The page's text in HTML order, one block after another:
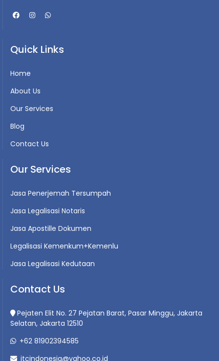
Quick Links
Home
About Us
Our Services
Blog
Contact Us
Our Services
Jasa Penerjemah Tersumpah
Jasa Legalisasi Notaris
Jasa Apostille Dokumen
Legalisasi Kemenkum+Kemenlu
Jasa Legalisasi Kedutaan
Contact Us
Pejaten Elit No. 27 Pejatan Barat, Pasar Minggu, Jakarta
Selatan, Jakarta 12510
+62 81902394585
jtcindonesia@yahoo.co.id